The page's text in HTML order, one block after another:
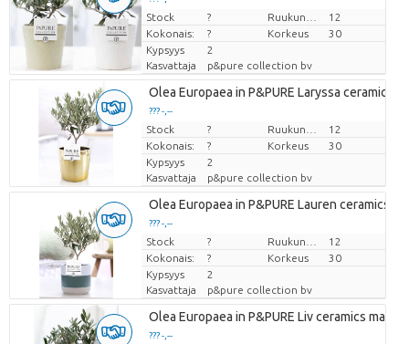
Hinta per kappale
Stock ?
12
Kokonais:
? Korkeus
30
Kypsyys
2
Kasvattaja
p&pure collection bv
Olea Europaea in P&PURE Laryssa ceramics
??? -,--
Hinta per kappale
Stock ?
12
Kokonais:
? Korkeus
30
Kypsyys
2
Kasvattaja
p&pure collection bv
Olea Europaea in P&PURE Lauren ceramics
??? -,--
Hinta per kappale
Stock ?
12
Kokonais:
? Korkeus
30
Kypsyys
2
Kasvattaja
p&pure collection bv
Olea Europaea in P&PURE Liv ceramics matt
??? -,--